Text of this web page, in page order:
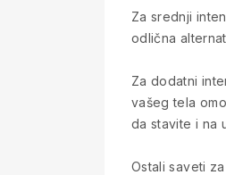
Za srednji
odlična
Za dodatni
vašeg tela
da stavite i na
Ostali saveti